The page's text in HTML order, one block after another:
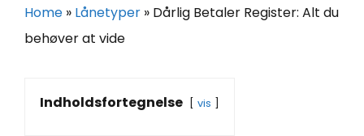
Home » Lånetyper » Dårlig Betaler Register: Alt du
behøver at vide
Indholdsfortegnelse vis